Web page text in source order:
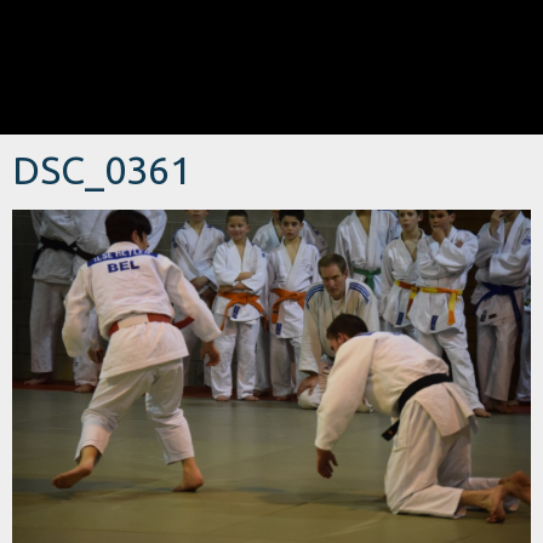
DSC_0361